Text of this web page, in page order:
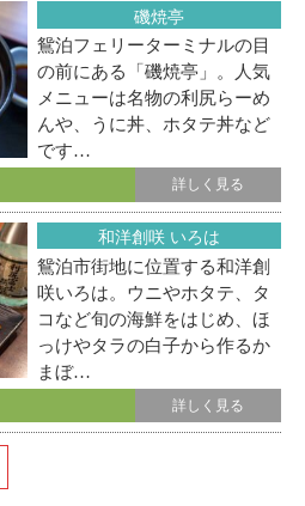
磯焼亭
鴛泊フェリーターミナルの目
の前にある「磯焼亭」。人気
メニューは名物の利尻らーめ
んや、うに丼、ホタテ丼など
です…
詳しく見る
和洋創咲 いろは
鴛泊市街地に位置する和洋創
咲いろは。ウニやホタテ、タ
コなど旬の海鮮をはじめ、ほ
っけやタラの白子から作るか
まぼ…
詳しく見る